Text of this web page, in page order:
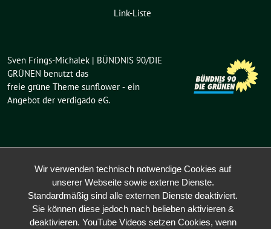
Link-Liste
Sven Frings-Michalek | BÜNDNIS 90/DIE
GRÜNEN benutzt das
freie grüne Theme sunflower ‐ ein
Angebot der verdigado eG.
Wir verwenden technisch notwendige Cookies auf
unserer Webseite sowie externe Dienste.
Standardmäßig sind alle externen Dienste deaktiviert.
Sie können diese jedoch nach belieben aktivieren &
deaktivieren. YouTube Videos setzen Cookies, wenn